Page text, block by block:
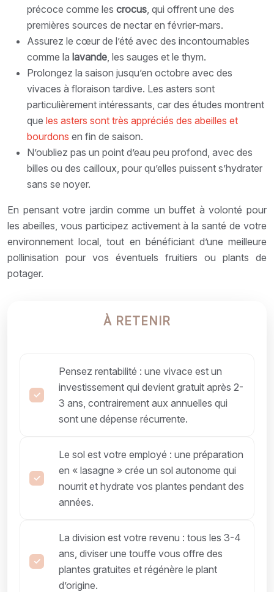
précoce comme les crocus , qui offrent une des
premières sources de nectar en février-mars.
Assurez le cœur de l’été avec des incontournables
comme la lavande , les sauges et le thym.
Prolongez la saison jusqu’en octobre avec des
vivaces à floraison tardive. Les asters sont
particulièrement intéressants, car des études montrent
que les asters sont très appréciés des abeilles et
bourdons en fin de saison.
N’oubliez pas un point d’eau peu profond, avec des
billes ou des cailloux, pour qu’elles puissent s’hydrater
sans se noyer.
En pensant votre jardin comme un buffet à volonté pour
les abeilles, vous participez activement à la santé de votre
environnement local, tout en bénéficiant d’une meilleure
pollinisation pour vos éventuels fruitiers ou plants de
potager.
À RETENIR
Pensez rentabilité : une vivace est un
investissement qui devient gratuit après 2-
3 ans, contrairement aux annuelles qui
sont une dépense récurrente.
Le sol est votre employé : une préparation
en « lasagne » crée un sol autonome qui
nourrit et hydrate vos plantes pendant des
années.
La division est votre revenu : tous les 3-4
ans, diviser une touffe vous offre des
plantes gratuites et régénère le plant
d’origine.